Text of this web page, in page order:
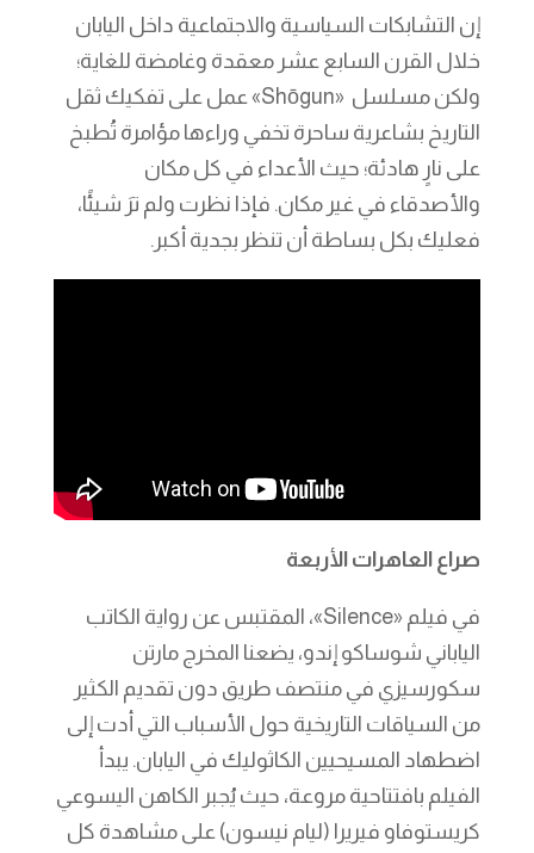
إن التشابكات السياسية والاجتماعية داخل اليابان
خلال القرن السابع عشر معقدة وغامضة للغاية؛
ولكن مسلسل «Shōgun» عمل على تفكيك ثقل
التاريخ بشاعرية ساحرة تخفي وراءها مؤامرة تُطبخ
على نارٍ هادئة؛ حيث الأعداء في كل مكان
والأصدقاء في غير مكان. فإذا نظرت ولم ترَ شيئًا،
فعليك بكل بساطة أن تنظر بجدية أكبر.
صراع العاهرات الأربعة
في فيلم «Silence»، المقتبس عن رواية الكاتب
الياباني شوساكو إندو، يضعنا المخرج مارتن
سكورسيزي في منتصف طريق دون تقديم الكثير
من السياقات التاريخية حول الأسباب التي أدت إلى
اضطهاد المسيحيين الكاثوليك في اليابان. يبدأ
الفيلم بافتتاحية مروعة، حيث يُجبر الكاهن اليسوعي
كريستوفاو فيريرا (ليام نيسون) على مشاهدة كل